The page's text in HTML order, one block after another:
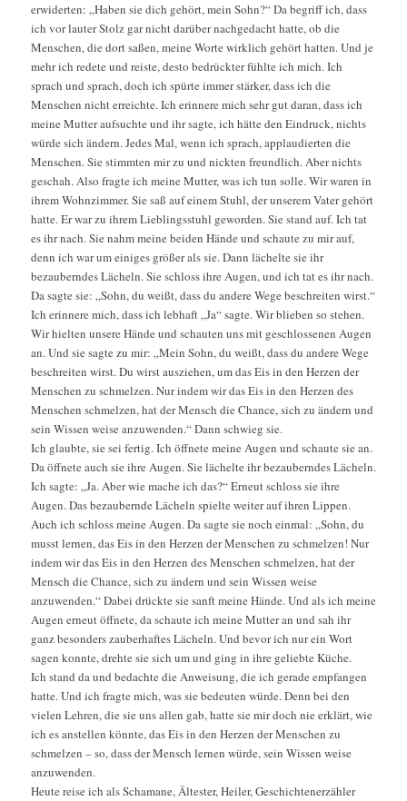
erwiderten: „Haben sie dich gehört, mein Sohn?“ Da begriff ich, dass
ich vor lauter Stolz gar nicht darüber nachgedacht hatte, ob die
Menschen, die dort saßen, meine Worte wirklich gehört hatten. Und je
mehr ich redete und reiste, desto bedrückter fühlte ich mich. Ich
sprach und sprach, doch ich spürte immer stärker, dass ich die
Menschen nicht erreichte. Ich erinnere mich sehr gut daran, dass ich
meine Mutter aufsuchte und ihr sagte, ich hätte den Eindruck, nichts
würde sich ändern. Jedes Mal, wenn ich sprach, applaudierten die
Menschen. Sie stimmten mir zu und nickten freundlich. Aber nichts
geschah. Also fragte ich meine Mutter, was ich tun solle. Wir waren in
ihrem Wohnzimmer. Sie saß auf einem Stuhl, der unserem Vater gehört
hatte. Er war zu ihrem Lieblingsstuhl geworden. Sie stand auf. Ich tat
es ihr nach. Sie nahm meine beiden Hände und schaute zu mir auf,
denn ich war um einiges größer als sie. Dann lächelte sie ihr
bezauberndes Lächeln. Sie schloss ihre Augen, und ich tat es ihr nach.
Da sagte sie: „Sohn, du weißt, dass du andere Wege beschreiten wirst.“
Ich erinnere mich, dass ich lebhaft „Ja“ sagte. Wir blieben so stehen.
Wir hielten unsere Hände und schauten uns mit geschlossenen Augen
an. Und sie sagte zu mir: „Mein Sohn, du weißt, dass du andere Wege
beschreiten wirst. Du wirst ausziehen, um das Eis in den Herzen der
Menschen zu schmelzen. Nur indem wir das Eis in den Herzen des
Menschen schmelzen, hat der Mensch die Chance, sich zu ändern und
sein Wissen weise anzuwenden.“ Dann schwieg sie.
Ich glaubte, sie sei fertig. Ich öffnete meine Augen und schaute sie an.
Da öffnete auch sie ihre Augen. Sie lächelte ihr bezauberndes Lächeln.
Ich sagte: „Ja. Aber wie mache ich das?“ Erneut schloss sie ihre
Augen. Das bezaubernde Lächeln spielte weiter auf ihren Lippen.
Auch ich schloss meine Augen. Da sagte sie noch einmal: „Sohn, du
musst lernen, das Eis in den Herzen der Menschen zu schmelzen! Nur
indem wir das Eis in den Herzen des Menschen schmelzen, hat der
Mensch die Chance, sich zu ändern und sein Wissen weise
anzuwenden.“ Dabei drückte sie sanft meine Hände. Und als ich meine
Augen erneut öffnete, da schaute ich meine Mutter an und sah ihr
ganz besonders zauberhaftes Lächeln. Und bevor ich nur ein Wort
sagen konnte, drehte sie sich um und ging in ihre geliebte Küche.
Ich stand da und bedachte die Anweisung, die ich gerade empfangen
hatte. Und ich fragte mich, was sie bedeuten würde. Denn bei den
vielen Lehren, die sie uns allen gab, hatte sie mir doch nie erklärt, wie
ich es anstellen könnte, das Eis in den Herzen der Menschen zu
schmelzen – so, dass der Mensch lernen würde, sein Wissen weise
anzuwenden.
Heute reise ich als Schamane, Ältester, Heiler, Geschichtenerzähler